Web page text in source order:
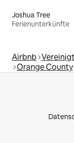
Joshua Tree
Ferienunterkünfte
Airbnb
Orange County